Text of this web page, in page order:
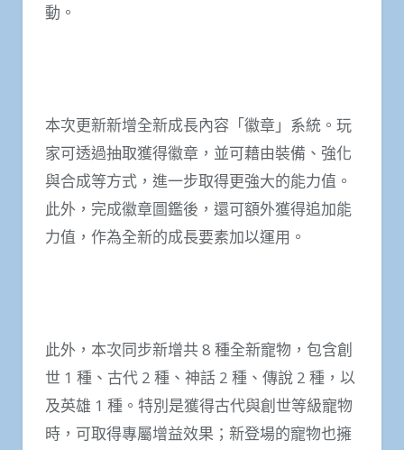
動。
本次更新新增全新成長內容「徽章」系統。玩
家可透過抽取獲得徽章，並可藉由裝備、強化
與合成等方式，進一步取得更強大的能力值。
此外，完成徽章圖鑑後，還可額外獲得追加能
力值，作為全新的成長要素加以運用。
此外，本次同步新增共 8 種全新寵物，包含創
世 1 種、古代 2 種、神話 2 種、傳說 2 種，以
及英雄 1 種。特別是獲得古代與創世等級寵物
時，可取得專屬增益效果；新登場的寵物也擁